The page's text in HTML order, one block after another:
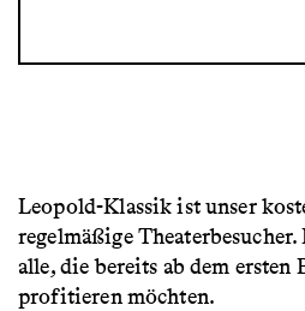
Leopold-Klassik ist unser
regelmäßige
alle, die bereits ab dem
profitieren möchten.